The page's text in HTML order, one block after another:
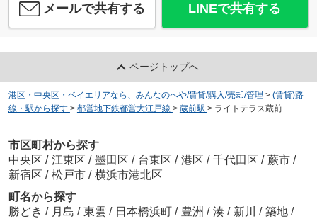
メールで共有する LINEで共有する
ページトップへ
港区・中央区・ベイエリアなら、みんなのへや/賃貸/購入/売却/管理 > (賃貸)路
線・駅から探す > 都営地下鉄都営大江戸線 > 蔵前駅 > ライトテラス蔵前
市区町村から探す
中央区 / 江東区 / 墨田区 / 台東区 / 港区 / 千代田区 / 蕨市 /
新宿区 / 松戸市 / 横浜市港北区
町名から探す
勝どき / 月島 / 東雲 / 日本橋浜町 / 豊洲 / 湊 / 新川 / 築地 /